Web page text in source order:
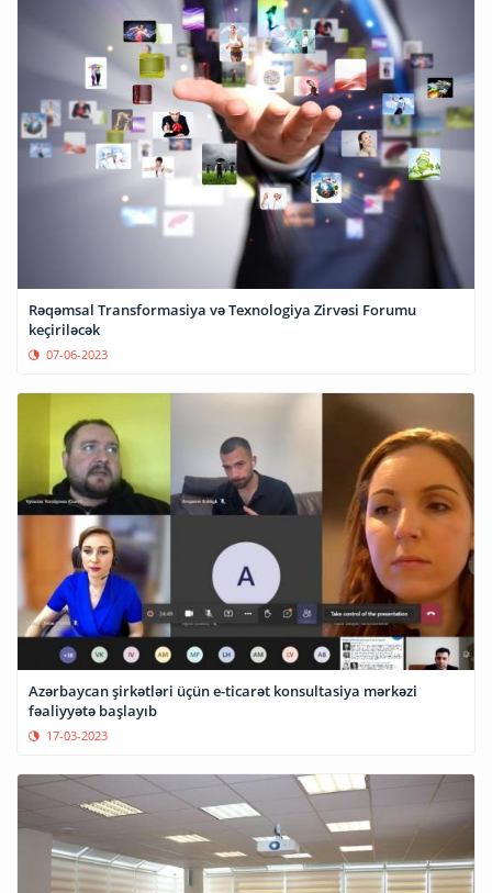
Rəqəmsal Transformasiya və Texnologiya Zirvəsi Forumu
keçiriləcək
07-06-2023
Azərbaycan şirkətləri üçün e-ticarət konsultasiya mərkəzi
fəaliyyətə başlayıb
17-03-2023